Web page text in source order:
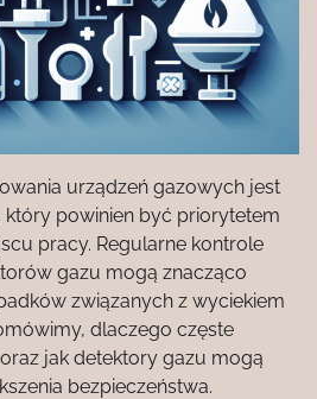
urządzeń gazowych jest
powinien być priorytetem
pracy. Regularne kontrole
gazu mogą znacząco
związanych z wyciekiem
dlaczego częste
jak detektory gazu mogą
bezpieczeństwa.